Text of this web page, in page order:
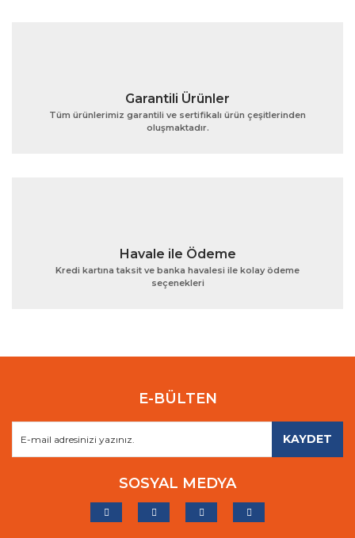
Gönder
Garantili Ürünler
Tüm ürünlerimiz garantili ve sertifikalı ürün çeşitlerinden
oluşmaktadır.
Havale ile Ödeme
Kredi kartına taksit ve banka havalesi ile kolay ödeme
seçenekleri
E-BÜLTEN
KAYDET
SOSYAL MEDYA